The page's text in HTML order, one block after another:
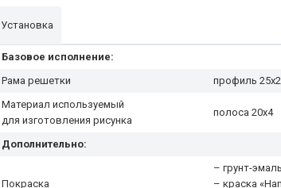
Установка
Базовое исполнение:
Рама решетки
профиль
Материал используемый
для изготовления рисунка
полоса 20х4
Дополнительно:
Покраска
– грунт-
– краска